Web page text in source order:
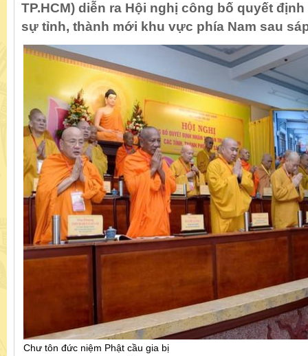
TP.HCM) diễn ra Hội nghị công bố quyết
sự tỉnh, thành mới khu vực phía Nam sau
Chư tôn đức niệm Phật cầu gia bị